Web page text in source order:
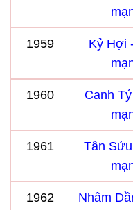
1959
Kỷ Hợi
1960
Canh
1961
Tân
1962
Nhâm